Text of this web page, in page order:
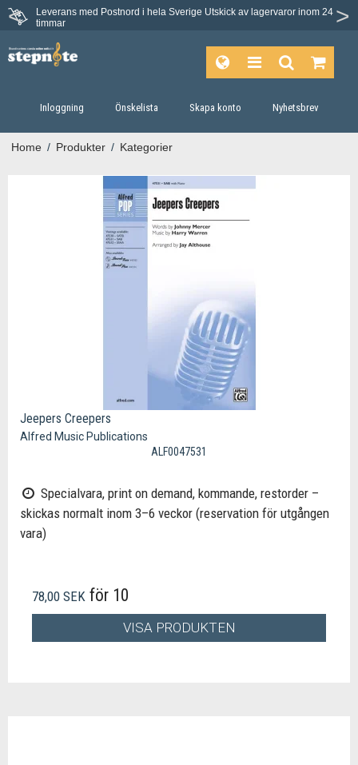
Leverans med Postnord i hela Sverige Utskick av lagervaror inom 24
timmar
Du har 30 dagars ångerrätt.
Inloggning Önskelista Skapa konto Nyhetsbrev
Home / Produkter / Kategorier
Jeepers Creepers
Alfred Music Publications
ALF0047531
Specialvara, print on demand, kommande, restorder –
skickas normalt inom 3–6 veckor (reservation för utgången
vara)
78,00 SEK för 10
VISA PRODUKTEN